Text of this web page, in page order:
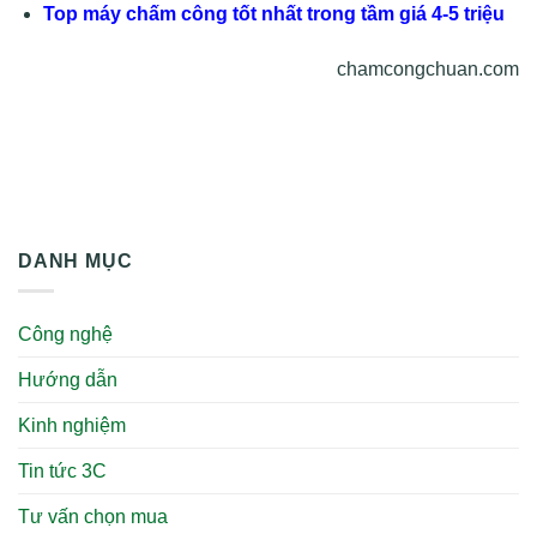
Top máy chấm công tốt nhất trong tầm giá 4-5 triệu
chamcongchuan.com
DANH MỤC
Công nghệ
Hướng dẫn
Kinh nghiệm
Tin tức 3C
Tư vấn chọn mua